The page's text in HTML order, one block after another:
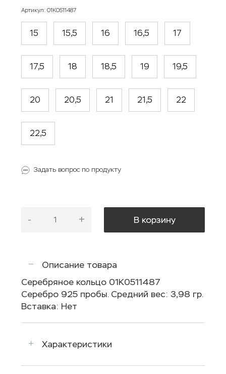
Артикул: 01К0511487
15 15,5 16 16,5 17
17,5 18 18,5 19 19,5
20 20,5 21 21,5 22
22,5
Задать вопрос по продукту
- + В корзину
Описание товара
Серебряное кольцо 01К0511487
Серебро 925 пробы. Средний вес: 3,98 гр.
Вставка: Нет
Характеристики